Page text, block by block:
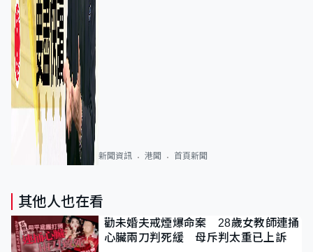
新聞資訊 港聞 首頁新聞
其他人也在看
勸未婚夫戒煙爆命案 28歲女教師連捅
心臟兩刀判死緩 母斥判太重已上訴